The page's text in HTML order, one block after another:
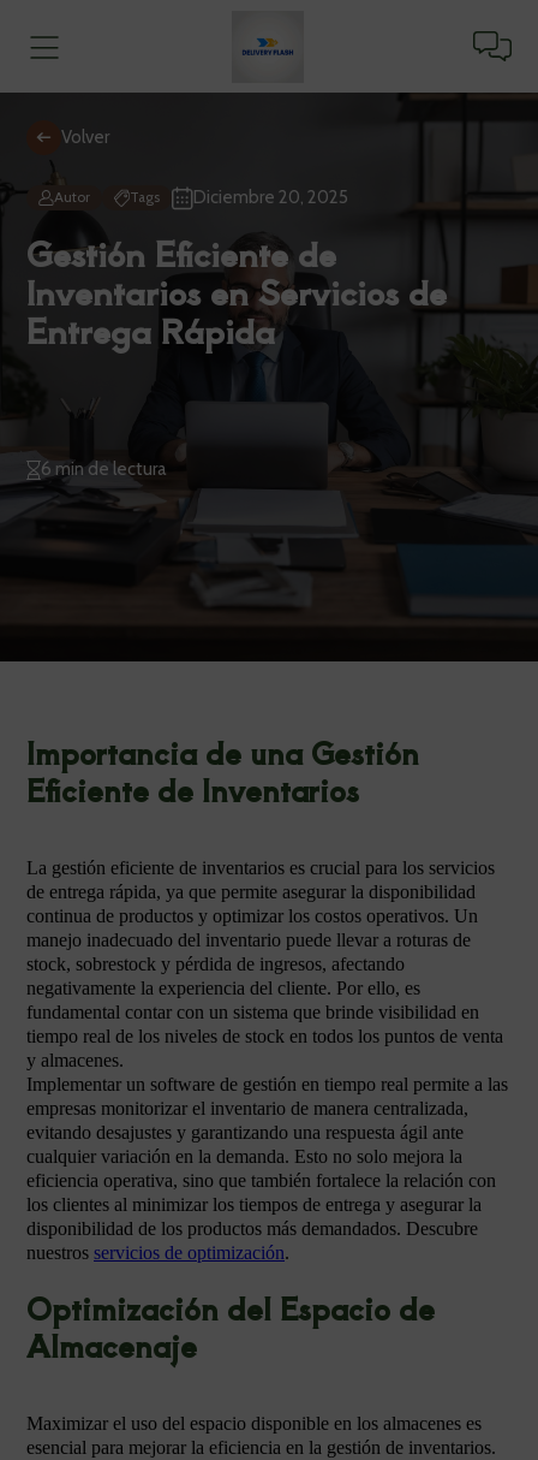
Volver
Autor Tags Diciembre 20, 2025
Gestión Eficiente de
Inventarios en Servicios de
Entrega Rápida
6 min de lectura
Importancia de una Gestión
Eficiente de Inventarios
La gestión eficiente de inventarios es crucial para los servicios
de entrega rápida, ya que permite asegurar la disponibilidad
continua de productos y optimizar los costos operativos. Un
manejo inadecuado del inventario puede llevar a roturas de
stock, sobrestock y pérdida de ingresos, afectando
negativamente la experiencia del cliente. Por ello, es
fundamental contar con un sistema que brinde visibilidad en
tiempo real de los niveles de stock en todos los puntos de venta
y almacenes.
Implementar un software de gestión en tiempo real permite a las
empresas monitorizar el inventario de manera centralizada,
evitando desajustes y garantizando una respuesta ágil ante
cualquier variación en la demanda. Esto no solo mejora la
eficiencia operativa, sino que también fortalece la relación con
los clientes al minimizar los tiempos de entrega y asegurar la
disponibilidad de los productos más demandados. Descubre
nuestros servicios de optimización.
Optimización del Espacio de
Almacenaje
Maximizar el uso del espacio disponible en los almacenes es
esencial para mejorar la eficiencia en la gestión de inventarios.